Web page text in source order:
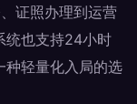
证照办理到运营
统也支持24小时
种轻量化入局的选